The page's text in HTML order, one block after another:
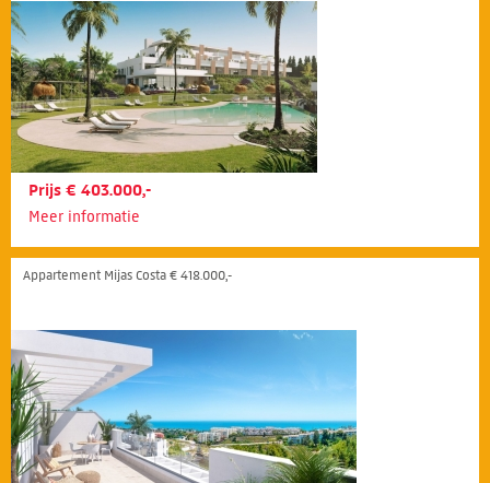
Prijs € 403.000,-
Meer informatie
Appartement Mijas Costa € 418.000,-